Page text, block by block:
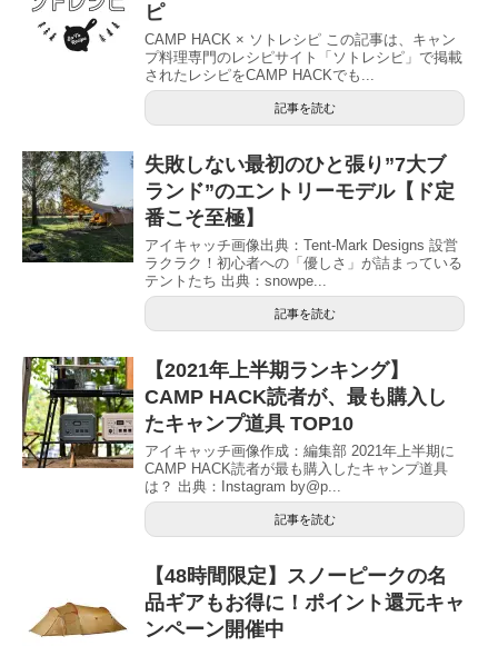
ピ
CAMP HACK × ソトレシピ この記事は、キャン
プ料理専門のレシピサイト「ソトレシピ」で掲載
されたレシピをCAMP HACKでも...
記事を読む
失敗しない最初のひと張り”7大ブ
ランド”のエントリーモデル【ド定
番こそ至極】
アイキャッチ画像出典：Tent-Mark Designs 設営
ラクラク！初心者への「優しさ」が詰まっている
テントたち 出典：snowpe...
記事を読む
【2021年上半期ランキング】
CAMP HACK読者が、最も購入し
たキャンプ道具 TOP10
アイキャッチ画像作成：編集部 2021年上半期に
CAMP HACK読者が最も購入したキャンプ道具
は？ 出典：Instagram by@p...
記事を読む
【48時間限定】スノーピークの名
品ギアもお得に！ポイント還元キャ
ンペーン開催中